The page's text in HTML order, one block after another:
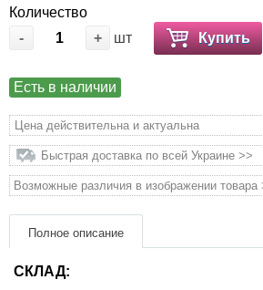
Количество
-
+ шт Купить
Есть в наличии
Цена действительна и актуальна
Быстрая доставка по всей Украине >>
Возможные различия в изображении товара
Полное описание
СКЛАД:
Переноски, сумки, клетки
расходные материалы
Подарочные сертификаты
Товары для голубей
Товары для лошадей